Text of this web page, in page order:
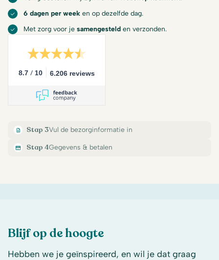
6 dagen per week en op dezelfde dag.
Met zorg voor je samengesteld en verzonden.
8.7 / 10 6.206 reviews
Stap 3Vul de bezorginformatie in
Stap 4Gegevens & betalen
Blijf op de hoogte
Hebben we je geïnspireerd, en wil je dat graag